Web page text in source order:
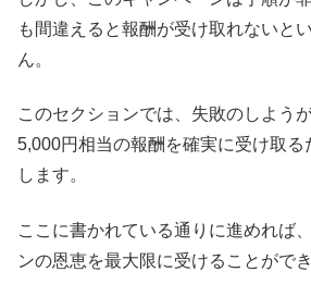
も間違えると報酬が受け取れないと
ん。
このセクションでは、失敗のしよう
5,000円相当の報酬を確実に受け取
します。
ここに書かれている通りに進めれば
ンの恩恵を最大限に受けることがで